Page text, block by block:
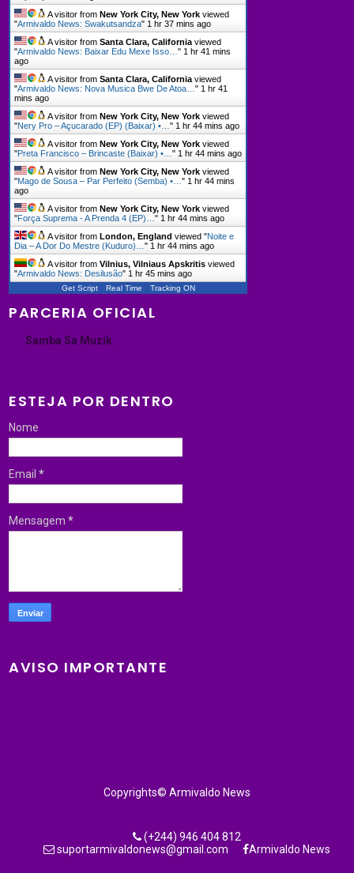
A visitor fromNew York City, New York viewed
"Armivaldo News: Swakutsandza" 1 hr 37 mins ago
A visitor fromSanta Clara, California viewed
"Armivaldo News: Baixar Edu Mexe Isso…" 1 hr 41 mins
ago
A visitor fromSanta Clara, California viewed
"Armivaldo News: Nova Musica Bwe De Atoa…" 1 hr 41
mins ago
A visitor fromNew York City, New York viewed
"Nery Pro – Açucarado (EP) (Baixar) •…" 1 hr 44 mins ago
A visitor fromNew York City, New York viewed
"Preta Francisco – Brincaste (Baixar) •…" 1 hr 44 mins ago
A visitor fromNew York City, New York viewed
"Mago de Sousa – Par Perfeito (Semba) •…" 1 hr 44 mins
ago
A visitor fromNew York City, New York viewed
"Força Suprema - A Prenda 4 (EP)…" 1 hr 44 mins ago
A visitor fromLondon, England viewed "Noite e
Dia – A Dor Do Mestre (Kuduro)…" 1 hr 45 mins ago
A visitor fromVilnius, Vilniaus Apskritis viewed
"Armivaldo News: Desilusão" 1 hr 45 mins ago
Get Script Real Time Tracking ON
PARCERIA OFICIAL
Samba Sa Muzik
ESTEJA POR DENTRO
Nome
Email*
Mensagem*
AVISO IMPORTANTE
Copyrights© Armivaldo News
(+244) 946 404 812
suportarmivaldonews@gmail.com
Armivaldo News